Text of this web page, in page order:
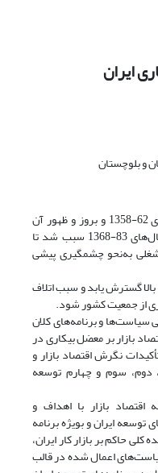
ایران
و بلوچستان
انفجار جمعیت ناشی از متولدین سال‌های 62-1358 و بروز و ظهور آن
تحت عنوان عرضه نیروی کار در طی سال‌های 83-1368 سبب شد تا
به‌نحو چشمگیری پیشی
گسترش یابد و سبب اتلاف
از جمعیت کشور شود.
سیاست‌ها و برنامه‌های کلان
بازار بر معضل بیکاری در
نگرش اقتصاد بازار و
دوم، سوم و چهارم توسعه
اقتصاد بازار با اهداف و
ایران و بویژه برنامه
حاکم بر بازار کار ایران،
اعمال شده در قالب